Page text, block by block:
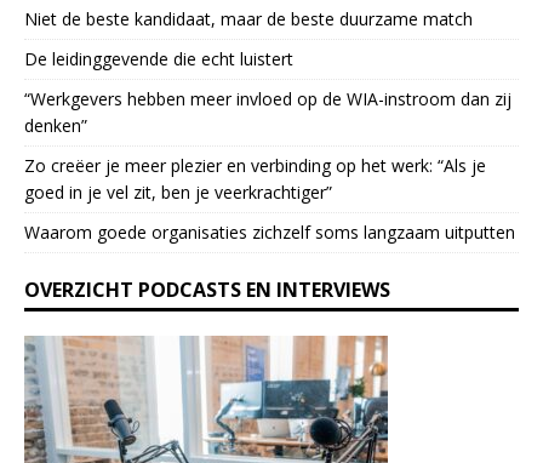
l
e
a
s
e
l
a
v
t
h
i
s
f
i
e
Niet de beste kandidaat, maar de beste duurzame match
De leidinggevende die echt luistert
“Werkgevers hebben meer invloed op de WIA-instroom dan zij
denken”
Zo creëer je meer plezier en verbinding op het werk: “Als je
goed in je vel zit, ben je veerkrach­tiger”
Waarom goede organisaties zichzelf soms langzaam uitputten
OVERZICHT PODCASTS EN INTERVIEWS